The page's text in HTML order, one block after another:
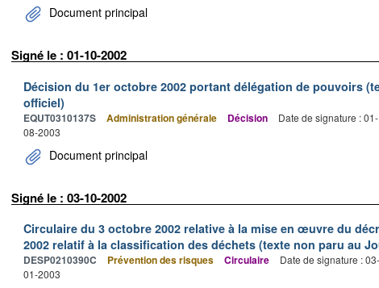
Document principal
Signé le : 01-10-2002
Décision du 1er octobre 2002 portant délégation de pouvoirs
officiel)
EQUT0310137S Administration générale Décision Date de signature :
08-2003
Document principal
Signé le : 03-10-2002
Circulaire du 3 octobre 2002 relative à la mise en œuvre du
2002 relatif à la classification des déchets (texte non paru au
DESP0210390C Prévention des risques Circulaire Date de signature :
01-2003